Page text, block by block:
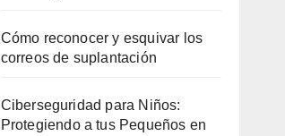
Cómo reconocer y esquivar los
correos de suplantación
Ciberseguridad para Niños:
Protegiendo a tus Pequeños en